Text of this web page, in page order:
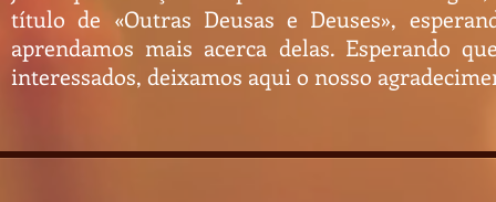
título de «Outras Deusas e Deuses»,
aprendamos mais acerca delas. Esperando
interessados, deixamos aqui o nosso